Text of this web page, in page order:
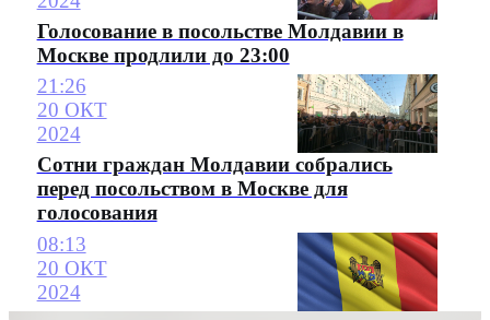
Голосование в посольстве Молдавии в
Москве продлили до 23:00
21:26
20 ОКТ
2024
Сотни граждан Молдавии собрались
перед посольством в Москве для
голосования
08:13
20 ОКТ
2024